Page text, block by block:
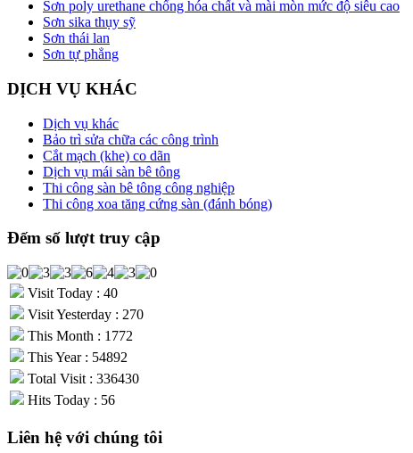
Sơn poly urethane chống hóa chất và mài mòn mức độ siêu cao
Sơn sika thụy sỹ
Sơn thái lan
Sơn tự phẳng
DỊCH VỤ KHÁC
Dịch vụ khác
Bảo trì sửa chữa các công trình
Cắt mạch (khe) co dãn
Dịch vụ mái sàn bê tông
Thi công sàn bê tông công nghiệp
Thi công xoa tăng cứng sàn (đánh bóng)
Đếm số lượt truy cập
Visit Today : 40
Visit Yesterday : 270
This Month : 1772
This Year : 54892
Total Visit : 336430
Hits Today : 56
Liên hệ với chúng tôi